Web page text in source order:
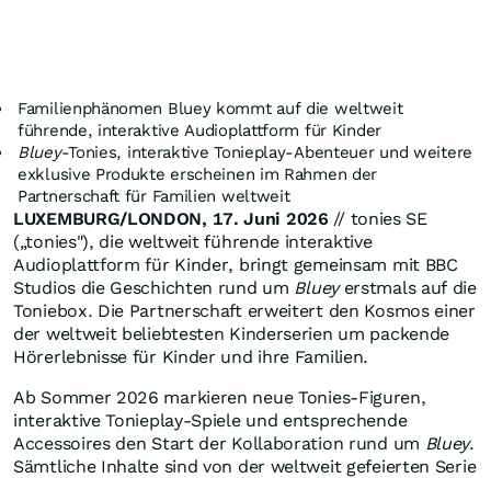
Familienphänomen Bluey kommt auf die weltweit
führende, interaktive Audioplattform für Kinder
Bluey-Tonies, interaktive Tonieplay-Abenteuer und weitere
exklusive Produkte erscheinen im Rahmen der
Partnerschaft für Familien weltweit
LUXEMBURG/LONDON, 17. Juni 2026 // tonies SE
(„tonies"), die weltweit führende interaktive
Audioplattform für Kinder, bringt gemeinsam mit BBC
Studios die Geschichten rund um Blueyerstmals auf die
Toniebox. Die Partnerschaft erweitert den Kosmos einer
der weltweit beliebtesten Kinderserien um packende
Hörerlebnisse für Kinder und ihre Familien.
Ab Sommer 2026 markieren neue Tonies-Figuren,
interaktive Tonieplay-Spiele und entsprechende
Accessoires den Start der Kollaboration rund um Bluey.
Sämtliche Inhalte sind von der weltweit gefeierten Serie